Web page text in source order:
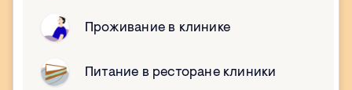
Проживание в клинике
Питание в ресторане клиники